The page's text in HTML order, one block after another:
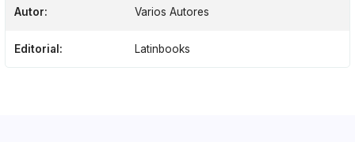
Autor: Varios Autores
Editorial: Latinbooks